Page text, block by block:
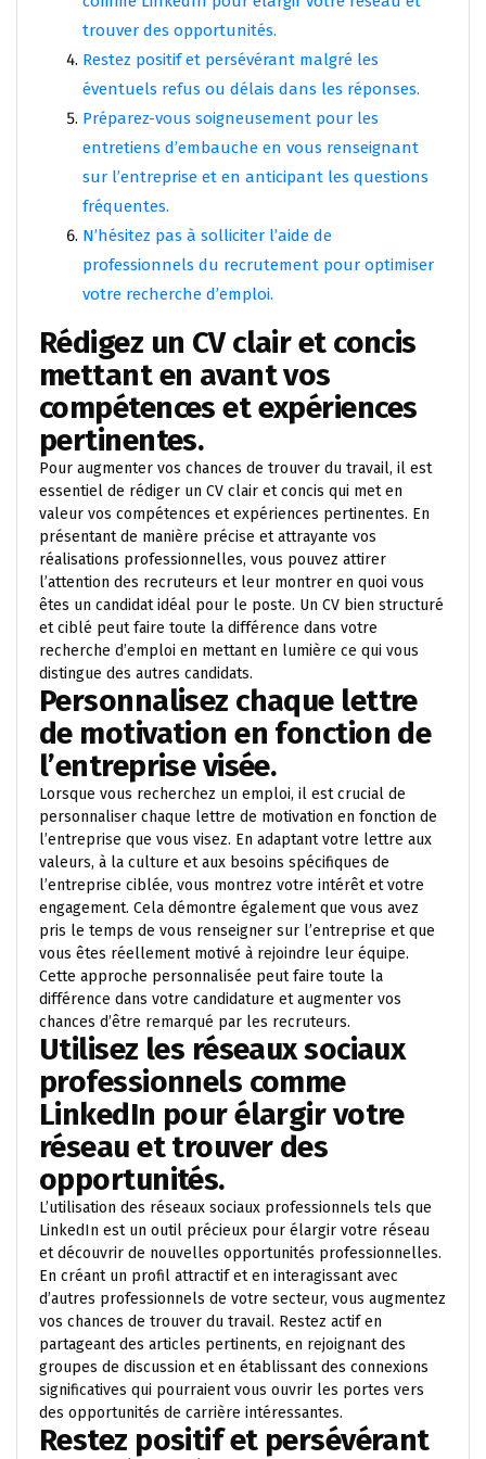
trouver des opportunités.
Restez positif et persévérant malgré les
éventuels refus ou délais dans les réponses.
Préparez-vous soigneusement pour les
entretiens d’embauche en vous renseignant
sur l’entreprise et en anticipant les questions
fréquentes.
N’hésitez pas à solliciter l’aide de
professionnels du recrutement pour optimiser
votre recherche d’emploi.
Rédigez un CV clair et concis
mettant en avant vos
compétences et expériences
pertinentes.
Pour augmenter vos chances de trouver du travail, il est
essentiel de rédiger un CV clair et concis qui met en
valeur vos compétences et expériences pertinentes. En
présentant de manière précise et attrayante vos
réalisations professionnelles, vous pouvez attirer
l’attention des recruteurs et leur montrer en quoi vous
êtes un candidat idéal pour le poste. Un CV bien structuré
et ciblé peut faire toute la différence dans votre
recherche d’emploi en mettant en lumière ce qui vous
distingue des autres candidats.
Personnalisez chaque lettre
de motivation en fonction de
l’entreprise visée.
Lorsque vous recherchez un emploi, il est crucial de
personnaliser chaque lettre de motivation en fonction de
l’entreprise que vous visez. En adaptant votre lettre aux
valeurs, à la culture et aux besoins spécifiques de
l’entreprise ciblée, vous montrez votre intérêt et votre
engagement. Cela démontre également que vous avez
pris le temps de vous renseigner sur l’entreprise et que
vous êtes réellement motivé à rejoindre leur équipe.
Cette approche personnalisée peut faire toute la
différence dans votre candidature et augmenter vos
chances d’être remarqué par les recruteurs.
Utilisez les réseaux sociaux
professionnels comme
LinkedIn pour élargir votre
réseau et trouver des
opportunités.
L’utilisation des réseaux sociaux professionnels tels que
LinkedIn est un outil précieux pour élargir votre réseau
et découvrir de nouvelles opportunités professionnelles.
En créant un profil attractif et en interagissant avec
d’autres professionnels de votre secteur, vous augmentez
vos chances de trouver du travail. Restez actif en
partageant des articles pertinents, en rejoignant des
groupes de discussion et en établissant des connexions
significatives qui pourraient vous ouvrir les portes vers
des opportunités de carrière intéressantes.
Restez positif et persévérant